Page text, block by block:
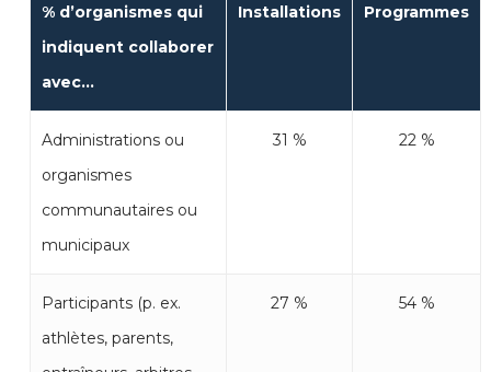
% d’organismes qui
indiquent collaborer
avec…
Installations Programmes
Administrations ou
organismes
communautaires ou
municipaux
31 % 22 %
Participants (p. ex.
athlètes, parents,
27 % 54 %